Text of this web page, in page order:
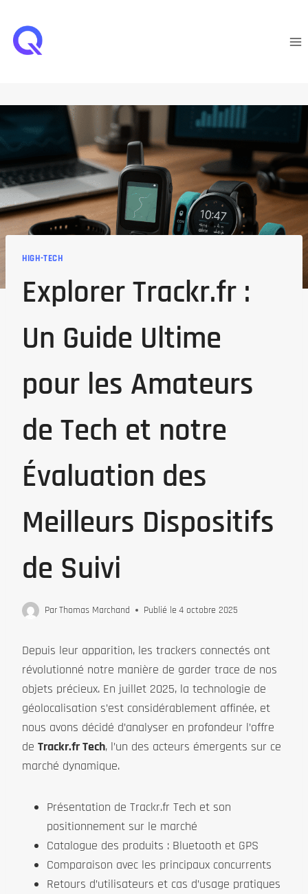
contenu
HIGH-TECH
Explorer Trackr.fr :
Un Guide Ultime
pour les Amateurs
de Tech et notre
Évaluation des
Meilleurs Dispositifs
de Suivi
ParThomas Marchand Publié le 4 octobre 2025
Depuis leur apparition, les trackers connectés ont
révolutionné notre manière de garder trace de nos
objets précieux. En juillet 2025, la technologie de
géolocalisation s’est considérablement affinée, et
nous avons décidé d’analyser en profondeur l’offre
de Trackr.fr Tech, l’un des acteurs émergents sur ce
marché dynamique.
Présentation de Trackr.fr Tech et son
positionnement sur le marché
Catalogue des produits : Bluetooth et GPS
Comparaison avec les principaux concurrents
Retours d’utilisateurs et cas d’usage pratiques